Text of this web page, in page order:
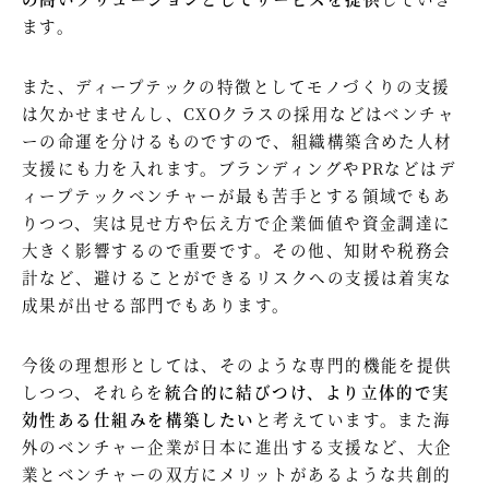
ます。
また、ディープテックの特徴としてモノづくりの支援
は欠かせませんし、CXOクラスの採用などはベンチャ
ーの命運を分けるものですので、組織構築含めた人材
支援にも力を入れます。ブランディングやPRなどはデ
ィープテックベンチャーが最も苦手とする領域でもあ
りつつ、実は見せ方や伝え方で企業価値や資金調達に
大きく影響するので重要です。その他、知財や税務会
計など、避けることができるリスクへの支援は着実な
成果が出せる部門でもあります。
今後の理想形としては、そのような専門的機能を提供
しつつ、それらを統合的に結びつけ、より立体的で実
効性ある仕組みを構築したい と考えています。また海
外のベンチャー企業が日本に進出する支援など、大企
業とベンチャーの双方にメリットがあるような共創的